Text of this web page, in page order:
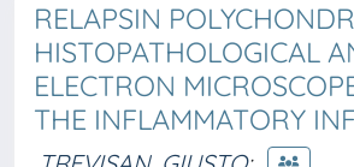
RELAPSIN
HISTOPATHOLOGICAL
ELECTRON
THE INFLAMMATORY